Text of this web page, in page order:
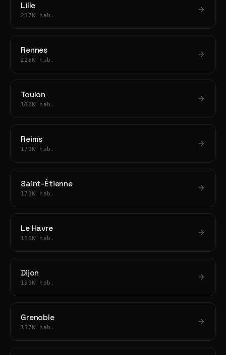
Lille
237K hab.
Rennes
225K hab.
Toulon
180K hab.
Reims
179K hab.
Saint-Étienne
173K hab.
Le Havre
166K hab.
Dijon
159K hab.
Grenoble
157K hab.